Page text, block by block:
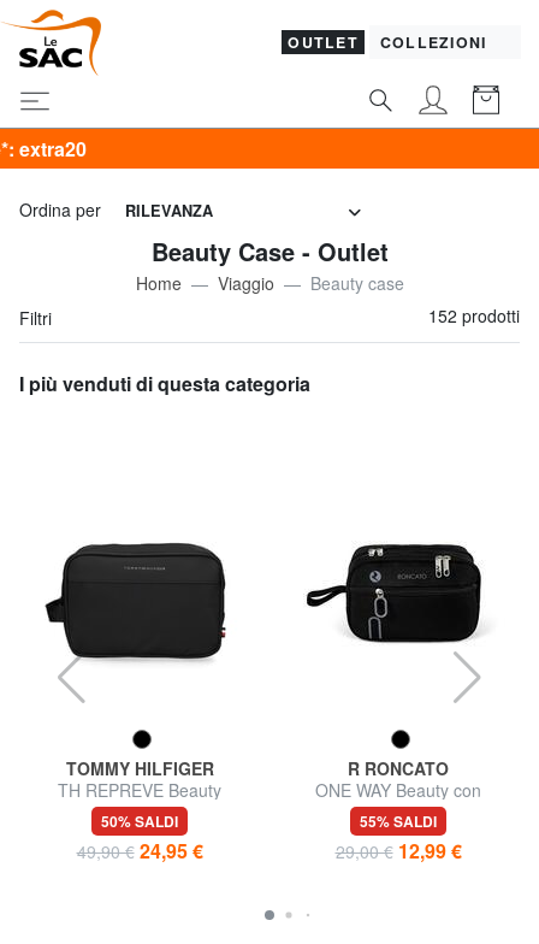
OUTLET COLLEZIONI
Ordina per RILEVANZA
Beauty Case - Outlet
Home Viaggio
Beauty case
Filtri
152 prodotti
I più venduti di questa categoria
TOMMY HILFIGER
TH REPREVE Beauty
50% SALDI
49,90 € 24,95 €
R RONCATO
ONE WAY Beauty con
polsierina
55% SALDI
29,00 € 12,99 €